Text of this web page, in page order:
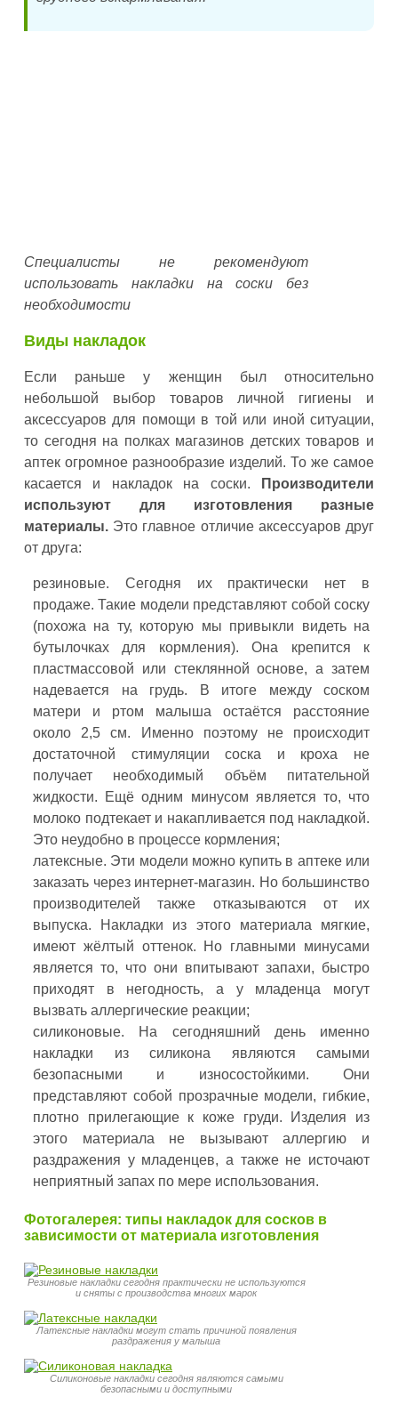
Специалисты не рекомендуют
использовать накладки на соски без
необходимости
Виды накладок
Если раньше у женщин был относительно
небольшой выбор товаров личной гигиены и
аксессуаров для помощи в той или иной ситуации,
то сегодня на полках магазинов детских товаров и
аптек огромное разнообразие изделий. То же самое
касается и накладок на соски.
Производители
используют для изготовления разные
материалы. Это главное отличие аксессуаров друг
от друга:
резиновые. Сегодня их практически нет в
продаже. Такие модели представляют собой соску
(похожа на ту, которую мы привыкли видеть на
бутылочках для кормления). Она крепится к
пластмассовой или стеклянной основе, а затем
надевается на грудь. В итоге между соском
матери и ртом малыша остаётся расстояние
около 2,5 см. Именно поэтому не происходит
достаточной стимуляции соска и кроха не
получает необходимый объём питательной
жидкости. Ещё одним минусом является то, что
молоко подтекает и накапливается под накладкой.
Это неудобно в процессе кормления;
латексные. Эти модели можно купить в аптеке или
заказать через интернет-магазин. Но большинство
производителей также отказываются от их
выпуска. Накладки из этого материала мягкие,
имеют жёлтый оттенок. Но главными минусами
является то, что они впитывают запахи, быстро
приходят в негодность, а у младенца могут
вызвать аллергические реакции;
силиконовые. На сегодняшний день именно
накладки из силикона являются самыми
безопасными и износостойкими. Они
представляют собой прозрачные модели, гибкие,
плотно прилегающие к коже груди. Изделия из
этого материала не вызывают аллергию и
раздражения у младенцев, а также не источают
неприятный запах по мере использования.
Фотогалерея: типы накладок для сосков в
зависимости от материала изготовления
Резиновые накладки сегодня практически не используются
и сняты с производства многих марок
Латексные накладки могут стать причиной появления
раздражения у малыша
Силиконовые накладки сегодня являются самыми
безопасными и доступными